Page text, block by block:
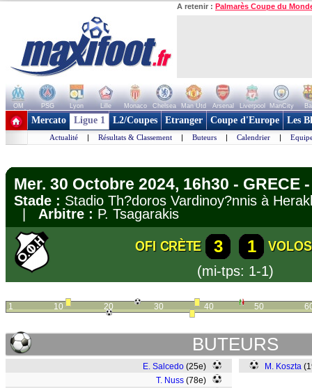
A retenir : Palmarès Coupe du
OM PSG Lyon Lille Monaco Chelsea Man Utd Arsenal Liverpool ManCity
+ de clubs
Mercato Ligue 1 L2/Coupes Etranger Coupe d'Europe Les
Actualité | Résultats & Classement | Buteurs | Calendrier |
Mer. 30 Octobre 2024, 16h30 - GRECE
Stade : Stadio Th?doros Vardinoy?nnis à
Arbitre : P. Tsagarakis
OFI CRÈTE 3 1
(mi-tps: 1-1)
1 10 20 30 40 50
BUTEURS
E. Salcedo (25e)
T. Nuss (78e)
M. Koszta